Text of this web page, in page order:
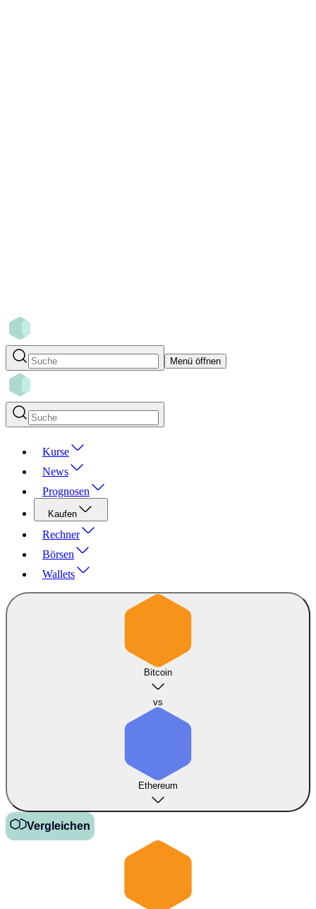
Menü öffnen
Kurse
News
Prognosen
Kaufen
Rechner
Börsen
Wallets
Bitcoin
vs
Ethereum
Vergleichen